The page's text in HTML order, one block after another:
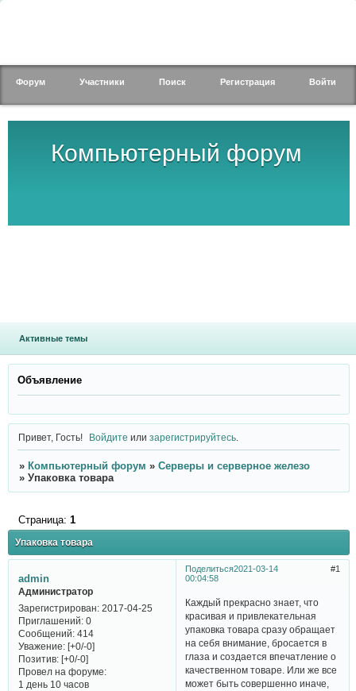
Компьютерный форум
Форум Участники Поиск Регистрация Войти
Активные темы
Объявление
Привет, Гость! Войдите илизарегистрируйтесь
» Компьютерный форум » Серверы и серверное железо
» Упаковка товара
Упаковка товара
Страница: 1
Поделиться 1
2021-03-14
00:04:58
admin
Администратор
Зарегистрирован: 2017-04-25
Приглашений:0
Сообщений:414
Уважение: [+0/-0]
Позитив: [+0/-0]
Провел на форуме:
1 день 10 часов
Каждый прекрасно знает, что
красивая и привлекательная
упаковка товара сразу обращает
на себя внимание, бросается в
глаза и создается впечатление о
качественном товаре. Или же все
может быть совершенно иначе,